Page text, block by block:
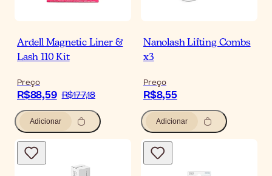
Ardell Magnetic Liner &
Lash 110 Kit
Preço
R$88,59 R$177,18
Adicionar
Nanolash Lifting Combs
x3
Preço
R$8,55
Adicionar